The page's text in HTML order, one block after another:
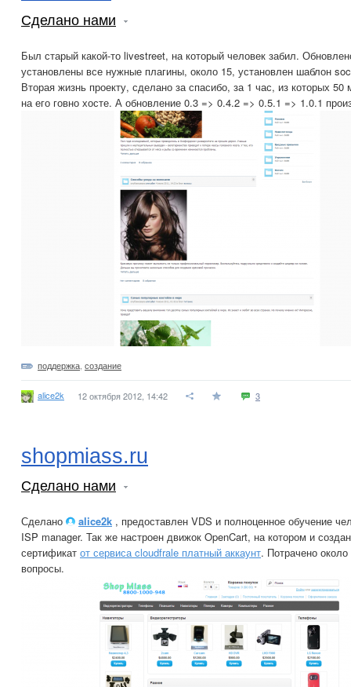
Сделано нами
Был старый какой-то livestreet, на который человек забил.
установлены все нужные плагины, около 15, установлен шаблон
Вторая жизнь проекту, сделано за спасибо, за 1 час, из которых 50
на его говно хосте. А обновление 0.3 => 0.4.2 => 0.5.1 => 1.0.1
поддержка создание
alice2k 12 октября 2012, 14:42 3
shopmiass.ru
Сделано нами
Сделано alice2k , предоставлен VDS и полноценное обучение
ISP manager. Так же настроен движок OpenCart, на котором и
сертификат от сервиса cloudfrale платный аккаунт. Потрачено
вопросы.